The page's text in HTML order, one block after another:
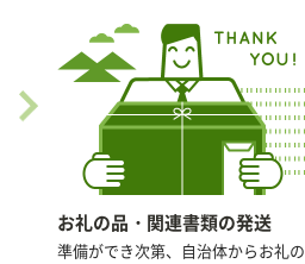
お礼の品・関連書類の発送
準備ができ次第、自治体からお礼の